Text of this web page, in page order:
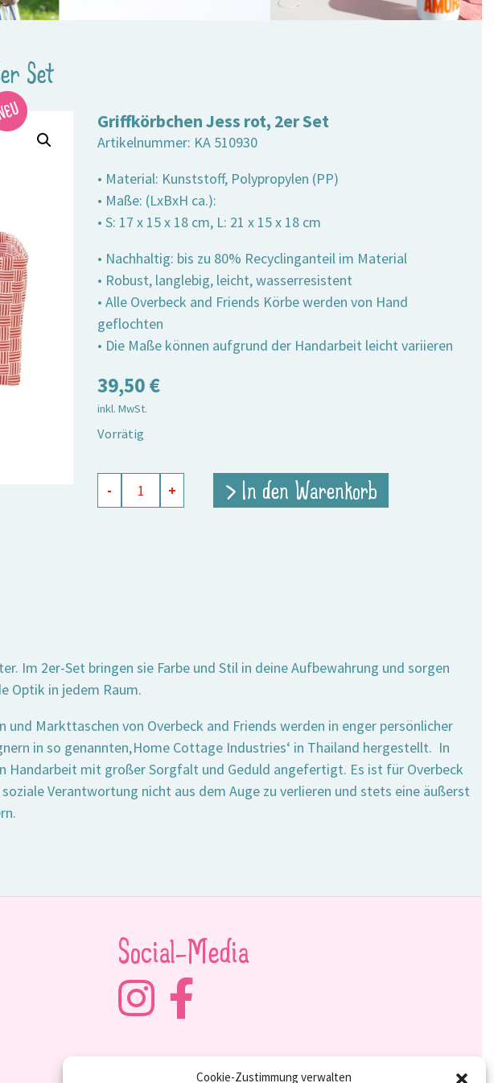
Cookie-Zustimmung verwalten
Set
Griffkörbchen Jess rot, 2er Set
Artikelnummer: KA 510930
• Material: Kunststoff, Polypropylen (PP)
• Maße: (LxBxH ca.):
• S: 17 x 15 x 18 cm, L: 21 x 15 x 18 cm
• Nachhaltig: bis zu 80% Recyclinganteil im Material
• Robust, langlebig, leicht, wasserresistent
• Alle Overbeck and Friends Körbe werden von Hand
geflochten
• Die Maße können aufgrund der Handarbeit leicht variieren
39,50€
inkl. MwSt.
Vorrätig
Griffkörbchen
Jess
- + > In den Warenkorb
Im 2er-Set bringen sie Farbe und Stil in deine Aufbewahrung und sorgen
Optik in jedem Raum.
und Markttaschen von Overbeck and Friends werden in enger persönlicher
in so genannten‚Home Cottage Industries‘ in Thailand hergestellt. In
Handarbeit mit großer Sorgfalt und Geduld angefertigt. Es ist für Overbeck
Verantwortung nicht aus dem Auge zu verlieren und stets eine äußerst
Social-Media